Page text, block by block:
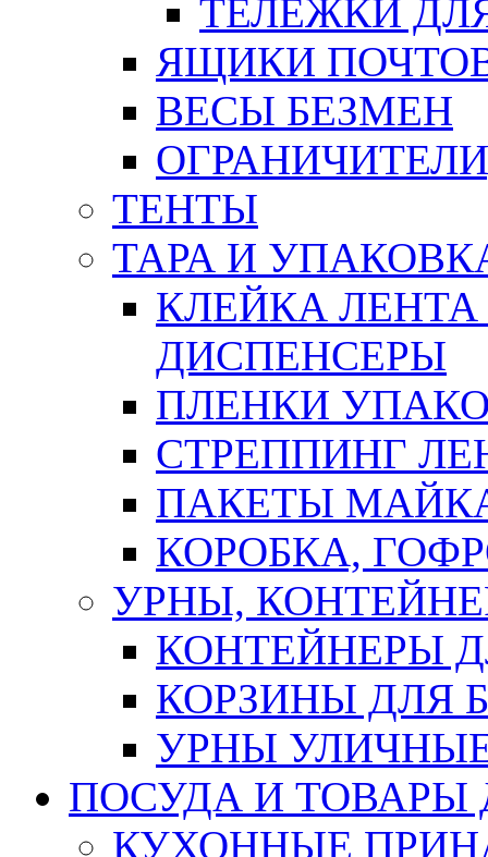
ТЕЛЕЖКИ
ЯЩИКИ
ВЕСЫ БЕЗМЕН
ТЕНТЫ
ТАРА И
КЛЕЙКА
ДИСПЕНСЕРЫ
ПЛЕНКИ
СТРЕППИНГ
ПАКЕТЫ
КОРОБКА,
УРНЫ,
КОНТЕЙНЕРЫ
КОРЗИНЫ ДЛЯ
УРНЫ
ПОСУДА И ТОВАРЫ
КУХОННЫЕ